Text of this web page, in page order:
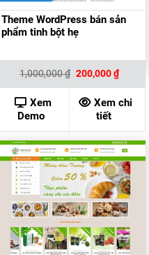
Theme WordPress bán sản
phẩm tinh bột hẹ
1,000,000₫ Giá
là:
1,000,000 ₫.
200,000₫Giá
hiện
tại
là:
Xem
Demo
Xem chi
tiết